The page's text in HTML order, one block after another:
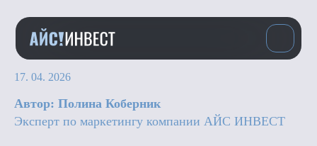
17. 04. 2026
Автор: Полина Коберник
Эксперт по маркетингу компании АЙС ИНВЕСТ